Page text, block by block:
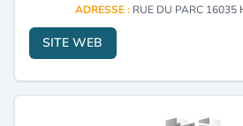
ADRESSE : RUE DU PARC 16035
SITE WEB